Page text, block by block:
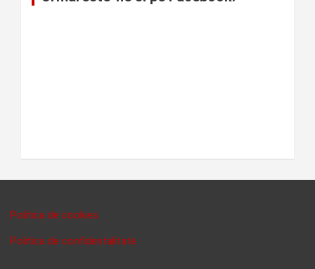
Politica de cookies
Politica de confidentalitate